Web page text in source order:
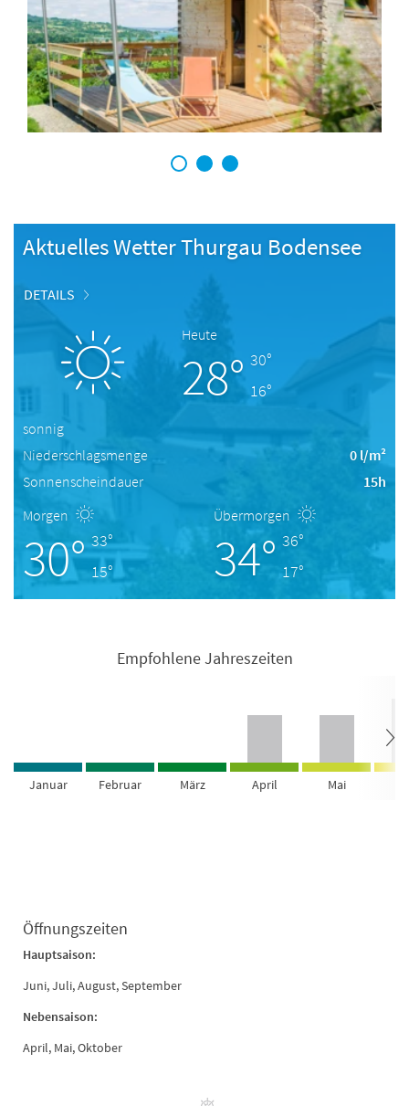
1 2 3
Aktuelles Wetter Thurgau Bodensee
DETAILS
Heute
28° 30°
16°
sonnig
Niederschlagsmenge
0 l/m²
Sonnenscheindauer
15h
Morgen
30° 33°
15°
Übermorgen
34° 36°
17°
Empfohlene Jahreszeiten
Januar Februar März April Mai
Öffnungszeiten
Hauptsaison:
Juni, Juli, August, September
Nebensaison:
April, Mai, Oktober